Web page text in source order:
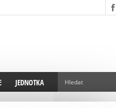
JEDNOTKA
ZŘÍZENÍ JEDNOTKY